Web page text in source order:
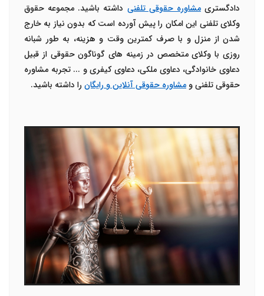
دادگستریمشاوره حقوقی تلفنی داشته باشید. مجموعه حقوق
وکلای تلفنی این امکان را پیش آورده است که بدون نیاز به خارج
شدن از منزل و با صرف کمترین وقت و هزینه، به طور شبانه
روزی با وکلای متخصص در زمینه های گوناگون حقوقی از قبیل
دعاوی خانوادگی، دعاوی ملکی، دعاوی کیفری و ... تجربه مشاوره
حقوقی تلفنیو مشاوره حقوقی آنلاین و رایگانرا داشته باشید.